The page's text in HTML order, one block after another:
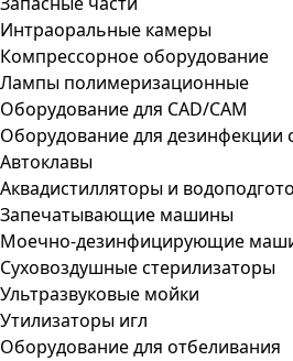
Интраоральные камеры
Компрессорное оборудование
Лампы полимеризационные
Оборудование для CAD/CAM
Оборудование для дезинфекции
Автоклавы
Аквадистилляторы и
Запечатывающие машины
Моечно-дезинфицирующие
Суховоздушные стерилизаторы
Ультразвуковые мойки
Утилизаторы игл
Оборудование для отбеливания